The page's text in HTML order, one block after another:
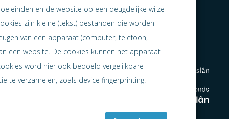
en de website op een deugdelijke wijze
zijn kleine (tekst) bestanden die worden
van een apparaat (computer, telefoon,
een website. De cookies kunnen het apparaat
word hier ook bedoeld vergelijkbare
te verzamelen, zoals device fingerprinting.